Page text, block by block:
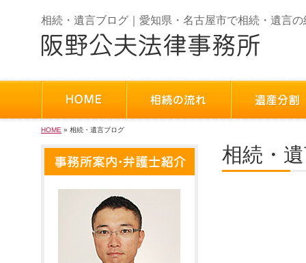
相続・遺言ブログ｜愛知県・名古屋市で相続・遺言
HOME » 相続・遺言ブログ
相続・